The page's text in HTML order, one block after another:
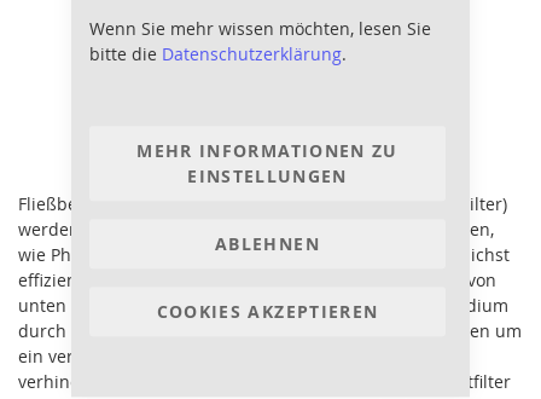
Wenn Sie mehr wissen möchten, lesen Sie
bitte die Datenschutzerklärung.
COOKIES AKZEPTIEREN
MEHR INFORMATIONEN ZU
EINSTELLUNGEN
ABLEHNEN
Fließbettfilter oder Wirbelbettfilter (engl. Fludized Bed Filter)
werden in der Aquaristik eingesetzt, um Adsorber-Medien,
wie Phosphat Adsorber, Aktivkohle oder ähnliches, möglichst
effizient einzusetzen. In der Regel werden solche Filter von
unten nach oben durchströmt. Dabei wird das Filtermedium
durch die Wasserströmung ständig in Bewegung gehalten um
ein verbacken des Filters durch Verunreinigungen zu
verhindern. Im Gegensatz dazu, wird bei einem Festbettfilter